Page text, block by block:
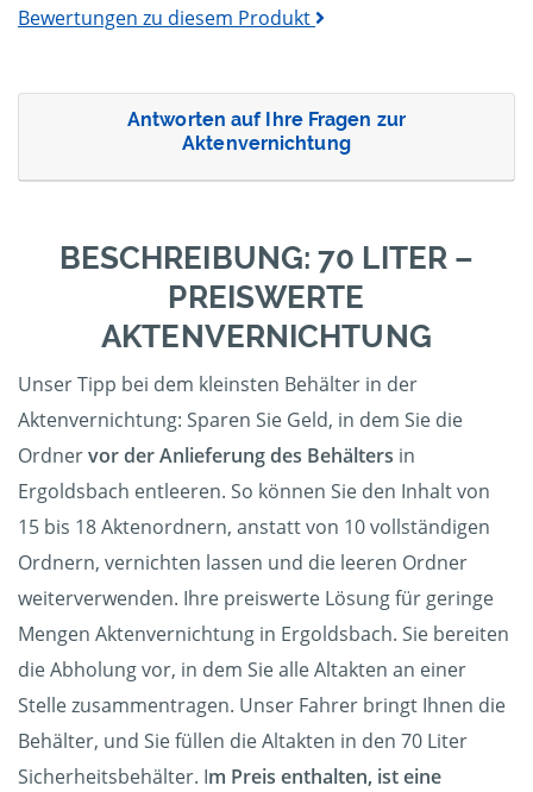
Bewertungen zu diesem Produkt
Antworten auf Ihre Fragen zur
Aktenvernichtung
BESCHREIBUNG: 70 LITER –
PREISWERTE
AKTENVERNICHTUNG
Unser Tipp bei dem kleinsten Behälter in der
Aktenvernichtung: Sparen Sie Geld, in dem Sie die
Ordnervor der Anlieferung des Behälters in
Ergoldsbach entleeren. So können Sie den Inhalt von
15 bis 18 Aktenordnern, anstatt von 10 vollständigen
Ordnern, vernichten lassen und die leeren Ordner
weiterverwenden. Ihre preiswerte Lösung für geringe
Mengen Aktenvernichtung in Ergoldsbach. Sie bereiten
die Abholung vor, in dem Sie alle Altakten an einer
Stelle zusammentragen. Unser Fahrer bringt Ihnen die
Behälter, und Sie füllen die Altakten in den 70 Liter
Sicherheitsbehälter. Im Preis enthalten, ist eine